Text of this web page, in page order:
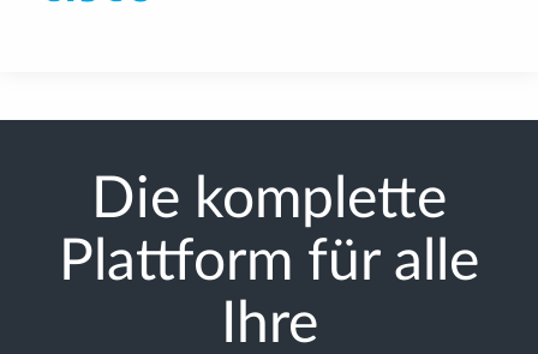
Die komplette
Plattform für alle
Ihre